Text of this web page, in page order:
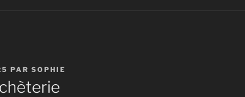
PAR SOPHIE